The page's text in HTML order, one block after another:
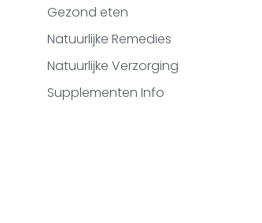
Gezond eten
Natuurlijke Remedies
Natuurlijke Verzorging
Supplementen Info